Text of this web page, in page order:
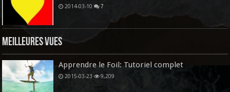
2014-03-10 7
Meilleures vues
Apprendre le Foil: Tutoriel complet
2015-03-23 9,209